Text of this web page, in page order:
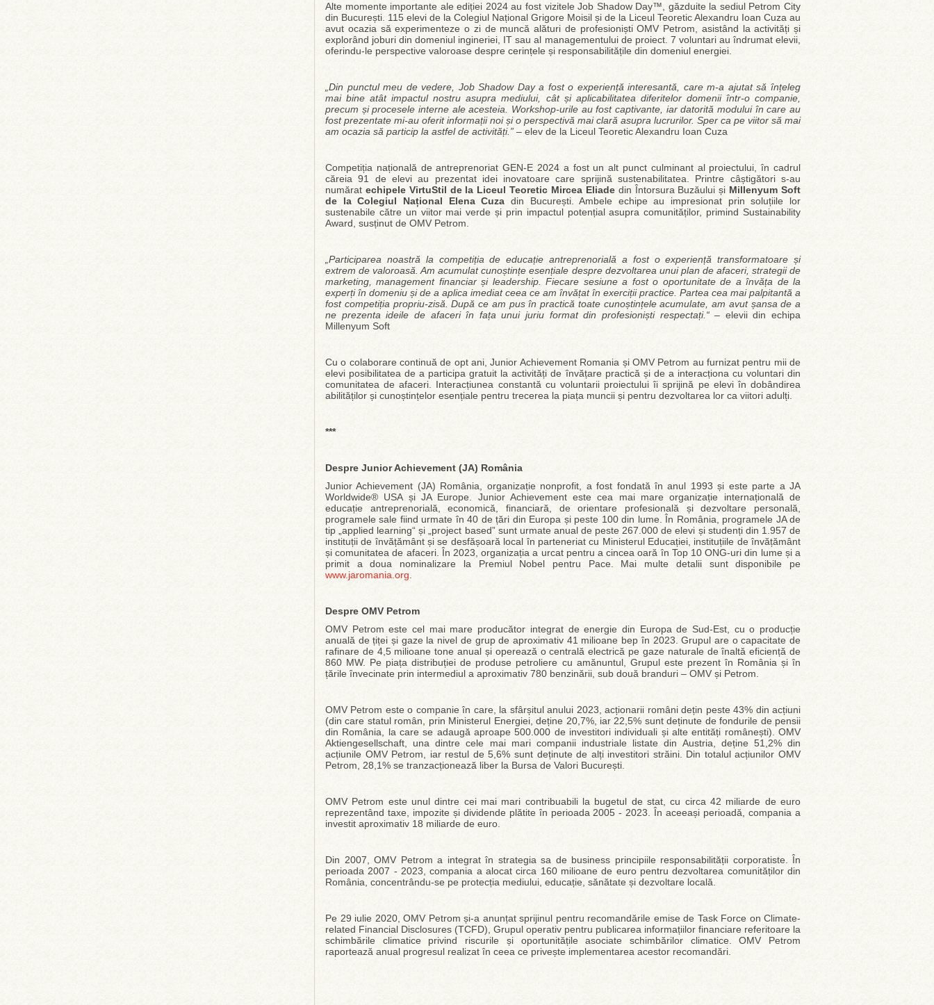
Alte momente importante ale ediției 2024 au fost vizitele Job Shadow Day™, găzduite la sediul Petrom City
din București. 115 elevi de la Colegiul Național Grigore Moisil și de la Liceul Teoretic Alexandru Ioan Cuza au
avut ocazia să experimenteze o zi de muncă alături de profesioniști OMV Petrom, asistând la activități și
explorând joburi din domeniul ingineriei, IT sau al managementului de proiect. 7 voluntari au îndrumat elevii,
oferindu-le perspective valoroase despre cerințele și responsabilitățile din domeniul energiei.
„Din punctul meu de vedere, Job Shadow Day a fost o experiență interesantă, care m-a ajutat să înțeleg
mai bine atât impactul nostru asupra mediului, cât și aplicabilitatea diferitelor domenii într-o companie,
precum și procesele interne ale acesteia. Workshop-urile au fost captivante, iar datorită modului în care au
fost prezentate mi-au oferit informații noi și o perspectivă mai clară asupra lucrurilor. Sper ca pe viitor să mai
am ocazia să particip la astfel de activități.” – elev de la Liceul Teoretic Alexandru Ioan Cuza
Competiția națională de antreprenoriat GEN-E 2024 a fost un alt punct culminant al proiectului, în cadrul
căreia 91 de elevi au prezentat idei inovatoare care sprijină sustenabilitatea. Printre câștigători s-au
numărat echipele VirtuStil de la Liceul Teoretic Mircea Eliade din Întorsura Buzăului și Millenyum Soft
de la Colegiul Național Elena Cuza din București. Ambele echipe au impresionat prin soluțiile lor
sustenabile către un viitor mai verde și prin impactul potențial asupra comunităților, primind Sustainability
Award, susținut de OMV Petrom.
„Participarea noastră la competiția de educație antreprenorială a fost o experiență transformatoare și
extrem de valoroasă. Am acumulat cunoștințe esențiale despre dezvoltarea unui plan de afaceri, strategii de
marketing, management financiar și leadership. Fiecare sesiune a fost o oportunitate de a învăța de la
experți în domeniu și de a aplica imediat ceea ce am învățat în exerciții practice. Partea cea mai palpitantă a
fost competiția propriu-zisă. După ce am pus în practică toate cunoștințele acumulate, am avut șansa de a
ne prezenta ideile de afaceri în fața unui juriu format din profesioniști respectați.“ – elevii din echipa
Millenyum Soft
Cu o colaborare continuă de opt ani, Junior Achievement Romania și OMV Petrom au furnizat pentru mii de
elevi posibilitatea de a participa gratuit la activități de învățare practică și de a interacționa cu voluntari din
comunitatea de afaceri. Interacțiunea constantă cu voluntarii proiectului îi sprijină pe elevi în dobândirea
abilităților și cunoștințelor esențiale pentru trecerea la piața muncii și pentru dezvoltarea lor ca viitori adulți.
***
Despre Junior Achievement (JA) România
Junior Achievement (JA) România, organizație nonprofit, a fost fondată în anul 1993 și este parte a JA
Worldwide® USA și JA Europe. Junior Achievement este cea mai mare organizație internațională de
educație antreprenorială, economică, financiară, de orientare profesională și dezvoltare personală,
programele sale fiind urmate în 40 de țări din Europa și peste 100 din lume. În România, programele JA de
tip „applied learning“ și „project based” sunt urmate anual de peste 267.000 de elevi și studenți din 1.957 de
instituții de învățământ și se desfășoară local în parteneriat cu Ministerul Educației, instituțiile de învățământ
și comunitatea de afaceri. În 2023, organizația a urcat pentru a cincea oară în Top 10 ONG-uri din lume și a
primit a doua nominalizare la Premiul Nobel pentru Pace. Mai multe detalii sunt disponibile pe
www.jaromania.org
Despre OMV Petrom
OMV Petrom este cel mai mare producător integrat de energie din Europa de Sud-Est, cu o producție
anuală de țiței și gaze la nivel de grup de aproximativ 41 milioane bep în 2023. Grupul are o capacitate de
rafinare de 4,5 milioane tone anual și operează o centrală electrică pe gaze naturale de înaltă eficiență de
860 MW. Pe piața distribuției de produse petroliere cu amănuntul, Grupul este prezent în România și în
țările învecinate prin intermediul a aproximativ 780 benzinării, sub două branduri – OMV și Petrom.
OMV Petrom este o companie în care, la sfârșitul anului 2023, acționarii români dețin peste 43% din acțiuni
(din care statul român, prin Ministerul Energiei, deține 20,7%, iar 22,5% sunt deținute de fondurile de pensii
din România, la care se adaugă aproape 500.000 de investitori individuali și alte entități românești). OMV
Aktiengesellschaft, una dintre cele mai mari companii industriale listate din Austria, deține 51,2% din
acțiunile OMV Petrom, iar restul de 5,6% sunt deținute de alți investitori străini. Din totalul acțiunilor OMV
Petrom, 28,1% se tranzacționează liber la Bursa de Valori București.
OMV Petrom este unul dintre cei mai mari contribuabili la bugetul de stat, cu circa 42 miliarde de euro
reprezentând taxe, impozite și dividende plătite în perioada 2005 - 2023. În aceeași perioadă, compania a
investit aproximativ 18 miliarde de euro.
Din 2007, OMV Petrom a integrat în strategia sa de business principiile responsabilității corporatiste. În
perioada 2007 - 2023, compania a alocat circa 160 milioane de euro pentru dezvoltarea comunităților din
România, concentrându-se pe protecția mediului, educație, sănătate și dezvoltare locală.
Pe 29 iulie 2020, OMV Petrom și-a anunțat sprijinul pentru recomandările emise de Task Force on Climate-
related Financial Disclosures (TCFD), Grupul operativ pentru publicarea informațiilor financiare referitoare la
schimbările climatice privind riscurile și oportunitățile asociate schimbărilor climatice. OMV Petrom
raportează anual progresul realizat în ceea ce privește implementarea acestor recomandări.